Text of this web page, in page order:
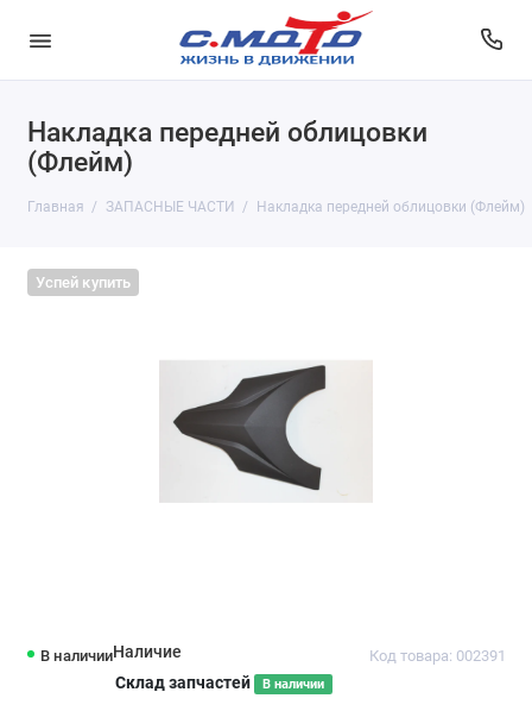
Накладка передней облицовки
(Флейм)
Главная ЗАПАСНЫЕ ЧАСТИ Накладка передней облицовки (Флейм)
Успей купить
В наличии Код товара: 002391
Наличие
Склад запчастей
В наличии